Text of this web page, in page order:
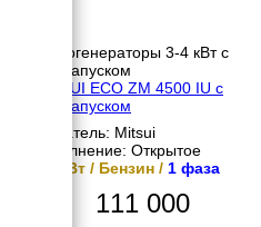
Бензогенераторы 3-4 кВт с
автозапуском
MITSUI ECO ZM 4500 IU с
автозапуском
Двигатель: Mitsui
Исполнение: Открытое
3.8 кВт / Бензин / 1 фаза
111 000